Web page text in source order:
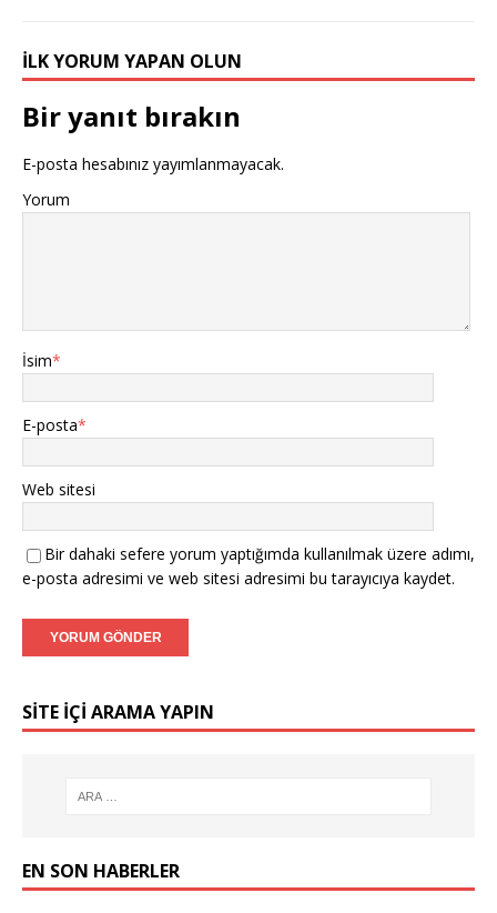
İLK YORUM YAPAN OLUN
Bir yanıt bırakın
E-posta hesabınız yayımlanmayacak.
Yorum
İsim*
E-posta*
Web sitesi
Bir dahaki sefere yorum yaptığımda kullanılmak üzere adımı,
e-posta adresimi ve web sitesi adresimi bu tarayıcıya kaydet.
SITE IÇI ARAMA YAPIN
EN SON HABERLER